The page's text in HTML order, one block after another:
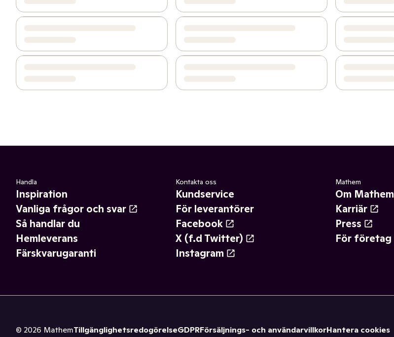
Handla
Inspiration
Vanliga frågor och svar
Så handlar du
Hemleverans
Färskvarugaranti
Kontakta oss
Kundservice
För leverantörer
Facebook
X (f.d Twitter)
Instagram
Mathem
Om Mathem
Karriär
Press
För företag
© 2026 MathemTillgänglighetsredogörelseGDPRFörsäljnings- och användarvillkorHantera cookies